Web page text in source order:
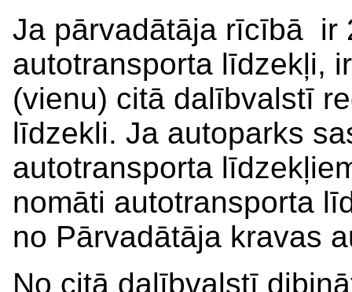
Ja pārvadātāja rīcībā ir
autotransporta līdzekļi,
(vienu) citā dalībvalstī
līdzekli. Ja autoparks
autotransporta
nomāti autotransporta
no Pārvadātāja kravas
No citā dalībvalstī